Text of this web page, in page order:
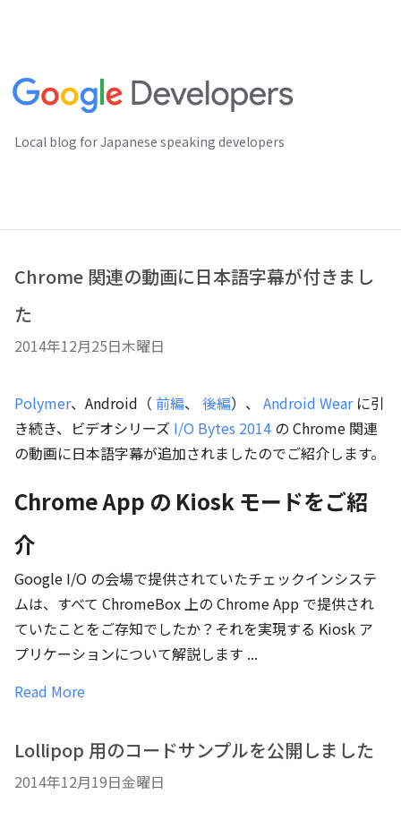
Local blog for Japanese speaking developers
Chrome 関連の動画に日本語字幕が付きまし
た
2014年12月25日木曜日
Polymer、Android（ 前編、 後編）、 Android Wearに引
き続き、ビデオシリーズ I/O Bytes 2014 の Chrome 関連
の動画に日本語字幕が追加されましたのでご紹介します。
Chrome App の Kiosk モードをご紹
介
Google I/O の会場で提供されていたチェックインシステ
ムは、すべて ChromeBox 上の Chrome App で提供され
ていたことをご存知でしたか？それを実現する Kiosk ア
プリケーションについて解説します ...
Read More
Lollipop 用のコードサンプルを公開しました
2014年12月19日金曜日